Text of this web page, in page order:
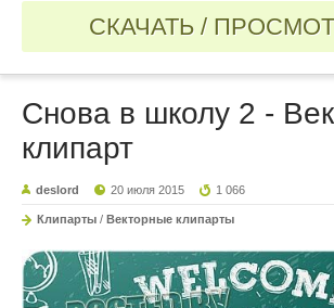
СКАЧАТЬ /
Снова в школу 2 -
клипарт
deslord 20 июля 2015 1 066
Клипарты / Векторные клипарты